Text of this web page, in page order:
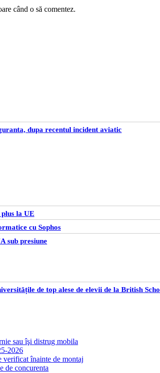
când o să comentez.
dupa recentul incident aviatic
la UE
cu Sophos
sub presiune
de top alese de elevii de la British
sau îşi distrug mobila
2026
verificat înainte de montaj
de concurenta